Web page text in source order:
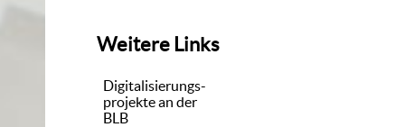
Weitere Links
Digitalisierungs-
projekte an der
BLB